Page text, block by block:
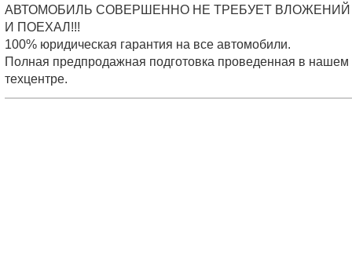
АВТОМОБИЛЬ СОВЕРШЕННО НЕ ТРЕБУЕТ ВЛОЖЕНИЙ
И ПОЕХАЛ!!!
100% юридическая гарантия на все автомобили.
Полная предпродажная подготовка проведенная в нашем
техцентре.